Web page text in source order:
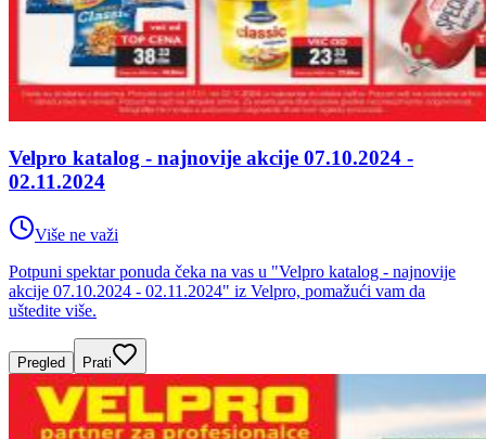
Velpro katalog - najnovije akcije 07.10.2024 -
02.11.2024
Više ne važi
Potpuni spektar ponuda čeka na vas u "Velpro katalog - najnovije
akcije 07.10.2024 - 02.11.2024" iz Velpro, pomažući vam da
uštedite više.
Pregled Prati